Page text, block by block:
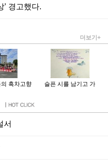
’ 경고했다.
더보기+
흑차고향
슬픈 시를 남기고 가
서